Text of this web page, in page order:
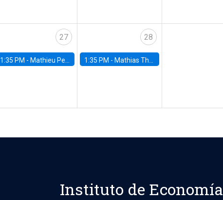
27
1:35 PM - Mathieu Pedemonte, IDB
28
1:35 PM - Mathias Thoenig, University of Lausanne
Instituto de Economía